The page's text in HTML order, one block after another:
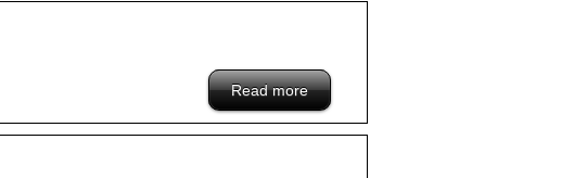
Read moreabout /blacklist/a-hongkong-company